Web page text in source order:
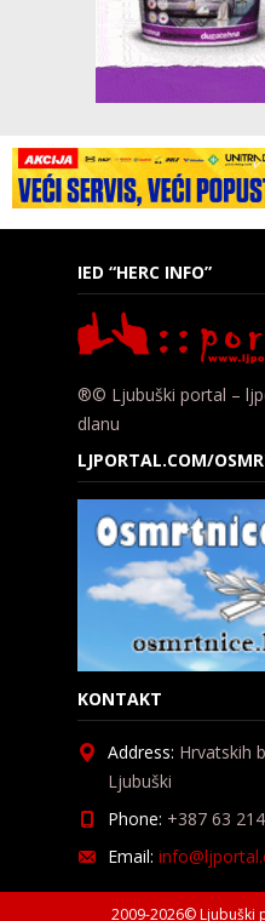
IED “HERC INFO”
®© Ljubuški portal –
dlanu
LJPORTAL.COM/
KONTAKT
Address: Hrvatskih
Ljubuški
Phone: +387 63
Email:
2009-2026© Ljubuški